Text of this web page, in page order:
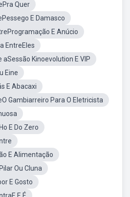
Quer
E Damasco
E Anúcio
EntreEles
Kinoevolution E VIP
Eine
E Abacaxi
Gambiarreiro Para O Eletricista
E Do Zero
E Alimentação
Ou Cluna
E Gosto